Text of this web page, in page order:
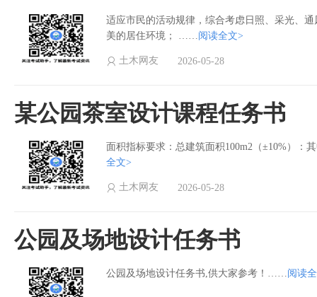
适应市民的活动规律，综合考虑日照、采光、
美的居住环境； ……阅读全文>
土木网友 2026-05-28
某公园茶室设计课程任务书
面积指标要求：总建筑面积100m2（±10%）
全文>
土木网友 2026-05-28
公园及场地设计任务书
公园及场地设计任务书,供大家参考！……阅读